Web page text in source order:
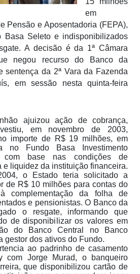
em
Pensão e Aposentadoria (FEPA),
Basa Seleto e indisponibilizados
A decisão é da 1ª Câmara
negou recurso do Banco da
sentença da 2ª Vara da Fazenda
em sessão nesta quinta-feira
ajuizou ação de cobrança,
em novembro de 2003,
importe de R$ 19 milhões, em
no Fundo Basa Investimento
com base nas condições de
e liquidez da instituição financeira.
o Estado teria solicitado a
de R$ 10 milhões para contas do
complementação da folha de
e pensionistas. O Banco da
o resgate, informando que
de disponibilizar os valores em
do Banco Central no Banco
gestor dos ativos do Fundo.
ao padrinho de casamento
com Jorge Murad, o banqueiro
que disponibilizou cartão de